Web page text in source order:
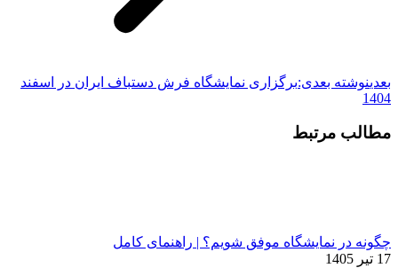
بعدینوشته بعدی:برگزاری نمایشگاه فرش دستباف ایران در اسفند
1404
مطالب مرتبط
چگونه در نمایشگاه موفق شویم؟ | راهنمای کامل
17 تیر 1405